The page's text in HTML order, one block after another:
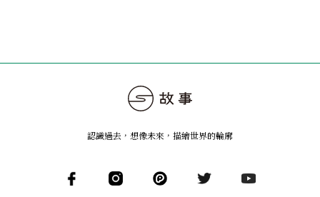
認識過去，想像未來 ， 描繪世界的輪廓